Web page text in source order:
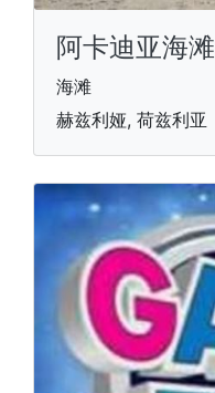
阿卡迪亚海滩
海滩
赫兹利娅, 荷兹利亚